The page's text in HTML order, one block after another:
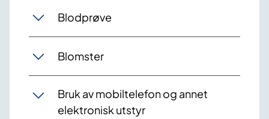
Blodprøve
Blomster
Bruk av mobiltelefon og annet
elektronisk utstyr